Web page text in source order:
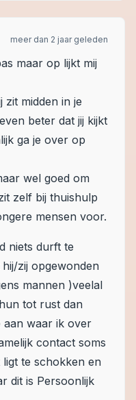
meer dan 2 jaar geleden
maar op lijkt mij
zit midden in je
beter dat jij kijkt
ga je over op
wel goed om
zelf bij thuishulp
mensen voor.
niets durft te
zij opgewonden
mannen )veelal
tot rust dan
aan waar ik over
contact soms
te schokken en
dit is Persoonlijk